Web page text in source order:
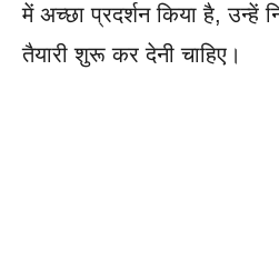
में अच्छा प्रदर्शन किया है, उन्हें
तैयारी शुरू कर देनी चाहिए।